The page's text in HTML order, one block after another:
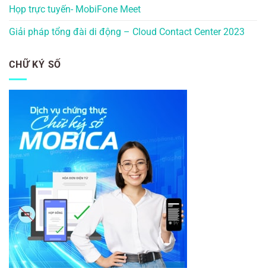
Họp trực tuyến- MobiFone Meet
Giải pháp tổng đài di động – Cloud Contact Center 2023
CHỮ KÝ SỐ